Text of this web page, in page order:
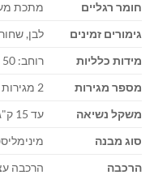
חומר רגליים
מתכת
גימורים זמינים
לבן,
מידות כלליות
רוחב: 50 ס"מ, עומק: 40 ס"מ, גובה: 55 ס"מ
מספר מגירות
2 מגירות מרווחות
משקל נשיאה
עד 15 ק"ג למגירה
סוג מבנה
הרכבה
הרכבה